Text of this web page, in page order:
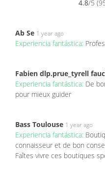
4.8/5
Ab Se 1 year ago
Experiencia fantástica:
Fabien dlp.prue_tyrell
Experiencia fantástica: De
pour mieux guider
Bass Toulouse 1 year ago
Experiencia fantástica:
connaisseur et de bon
Faîtes vivre ces boutiques